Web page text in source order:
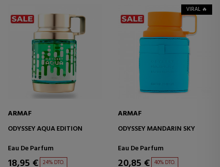
ARMAF
ODYSSEY AQUA EDITION
Eau De Parfum
18,95 € 24% DTO.
VIRAL 🔥
ARMAF
ODYSSEY MANDARIN SKY
Eau De Parfum
20,85 € 40% DTO.